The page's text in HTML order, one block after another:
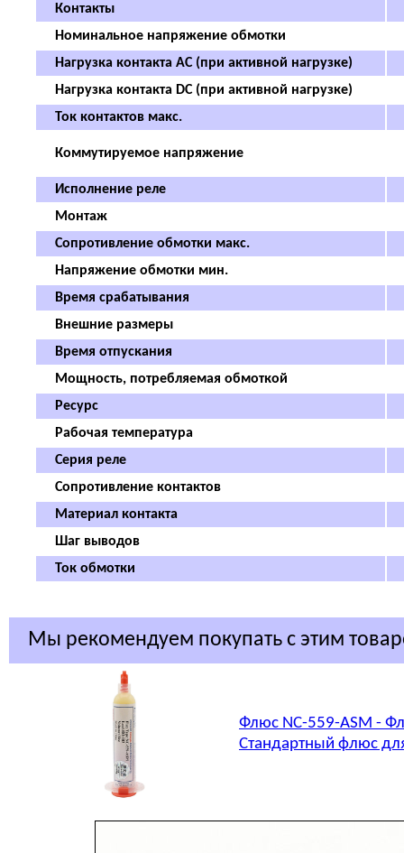
Контакты
Номинальное напряжение обмотки
Нагрузка контакта AC (при активной нагрузке)
Нагрузка контакта DC (при активной нагрузке)
Ток контактов макс.
Коммутируемое напряжение
Исполнение реле
Монтаж
Сопротивление обмотки макс.
Напряжение обмотки мин.
Время срабатывания
Внешние размеры
Время отпускания
Мощность, потребляемая обмоткой
Ресурс
Рабочая температура
Серия реле
Сопротивление контактов
Материал контакта
Шаг выводов
Ток обмотки
Мы рекомендуем покупать с этим
Флюс NC-559-ASM -
Стандартный флюс